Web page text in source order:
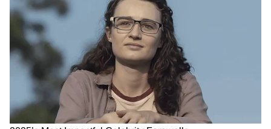
इसे भी पढ़ें-Foreign Like Indian Spot: फॉरेन
ट्रैवल को कहें नो, जाएं इंडिया के खूबसूरत स्पॉट जो
देंगे विदेशी वाइब एंड व्यू